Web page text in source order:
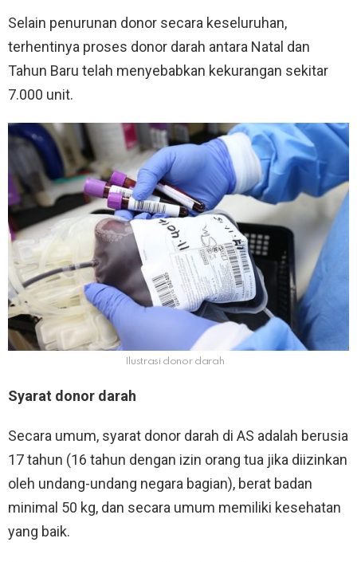
Selain penurunan donor secara keseluruhan,
terhentinya proses donor darah antara Natal dan
Tahun Baru telah menyebabkan kekurangan sekitar
7.000 unit.
Ilustrasi donor darah
Syarat donor darah
Secara umum, syarat donor darah di AS adalah berusia
17 tahun (16 tahun dengan izin orang tua jika diizinkan
oleh undang-undang negara bagian), berat badan
minimal 50 kg, dan secara umum memiliki kesehatan
yang baik.